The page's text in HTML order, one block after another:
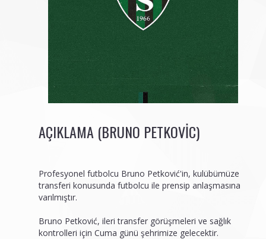
AÇIKLAMA (BRUNO PETKOVIC)
Profesyonel futbolcu Bruno Petković'in, kulübümüze
transferi konusunda futbolcu ile prensip anlaşmasına
varılmıştır.
Bruno Petković, ileri transfer görüşmeleri ve sağlık
kontrolleri için Cuma günü şehrimize gelecektir.